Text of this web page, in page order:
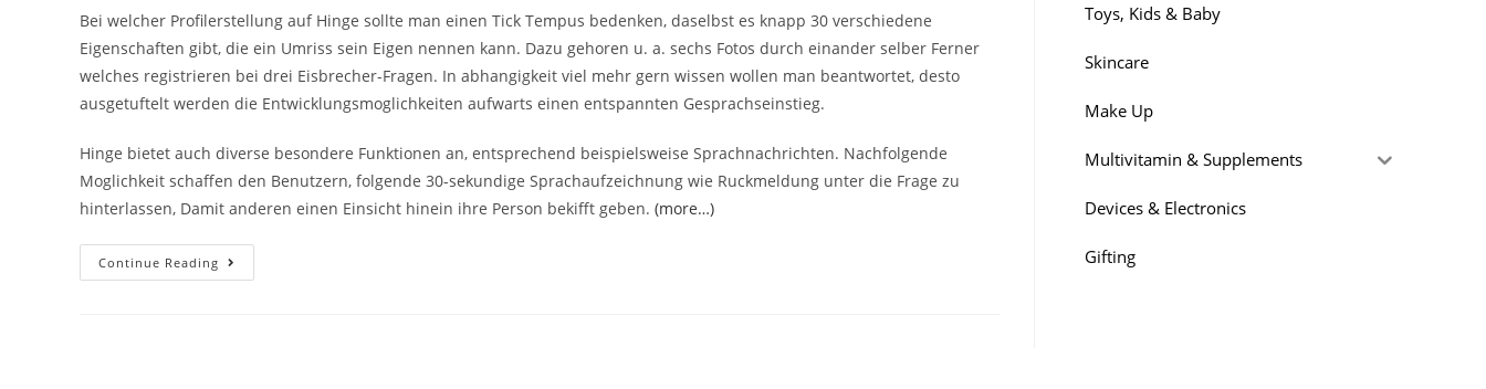
Bei welcher Profilerstellung auf Hinge sollte man einen Tick Tempus bedenken, daselbst es knapp 30 verschiedene
Eigenschaften gibt, die ein Umriss sein Eigen nennen kann. Dazu gehoren u. a. sechs Fotos durch einander selber Ferner
welches registrieren bei drei Eisbrecher-Fragen. In abhangigkeit viel mehr gern wissen wollen man beantwortet, desto
ausgetuftelt werden die Entwicklungsmoglichkeiten aufwarts einen entspannten Gesprachseinstieg.
Hinge bietet auch diverse besondere Funktionen an, entsprechend beispielsweise Sprachnachrichten. Nachfolgende
Moglichkeit schaffen den Benutzern, folgende 30-sekundige Sprachaufzeichnung wie Ruckmeldung unter die Frage zu
hinterlassen, Damit anderen einen Einsicht hinein ihre Person bekifft geben. (more…)
Continue Reading Hinge
Ist
Toys, Kids & Baby
Skincare
Make Up
Multivitamin & Supplements
Devices & Electronics
Gifting